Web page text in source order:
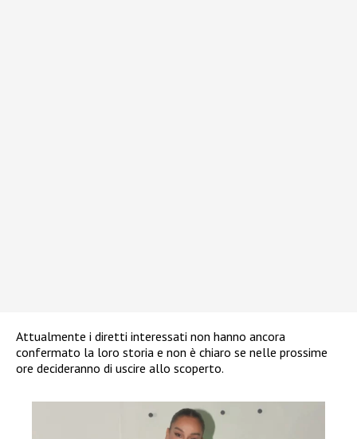
Attualmente i diretti interessati non hanno ancora
confermato la loro storia e non è chiaro se nelle prossime
ore decideranno di uscire allo scoperto.